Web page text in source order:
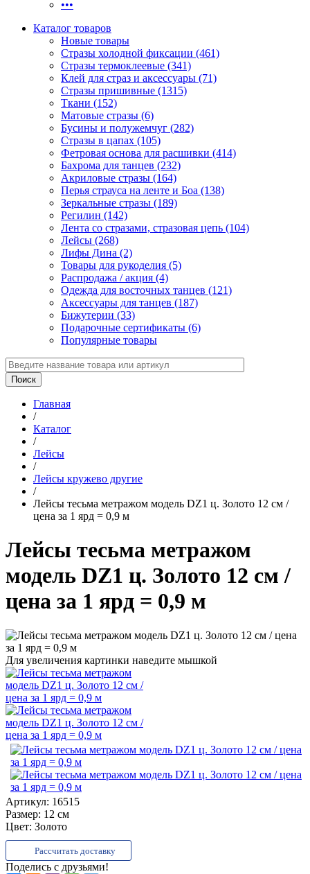
•••
Каталог товаров
Новые товары
Стразы холодной фиксации (461)
Стразы термоклеевые (341)
Клей для страз и аксессуары (71)
Стразы пришивные (1315)
Ткани (152)
Матовые стразы (6)
Бусины и полужемчуг (282)
Стразы в цапах (105)
Фетровая основа для расшивки (414)
Бахрома для танцев (232)
Акриловые стразы (164)
Перья страуса на ленте и Боа (138)
Зеркальные стразы (189)
Регилин (142)
Лента со стразами, стразовая цепь (104)
Лейсы (268)
Лифы Дина (2)
Товары для рукоделия (5)
Распродажа / акция (4)
Одежда для восточных танцев (121)
Аксессуары для танцев (187)
Бижутерии (33)
Подарочные сертификаты (6)
Популярные товары
Главная
/
Каталог
/
Лейсы
/
Лейсы кружево другие
/
Лейсы тесьма метражом модель DZ1 ц. Золото 12 см /
цена за 1 ярд = 0,9 м
Лейсы тесьма метражом
модель DZ1 ц. Золото 12 см /
цена за 1 ярд = 0,9 м
Для увеличения картинки наведите мышкой
Артикул: 16515
Размер: 12 см
Цвет: Золото
Рассчитать доставку
Поделись с друзьями!